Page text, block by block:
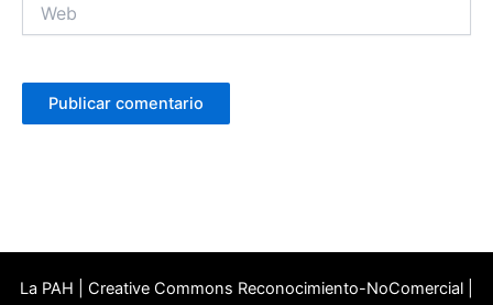
La PAH | Creative Commons Reconocimiento-NoComercial |